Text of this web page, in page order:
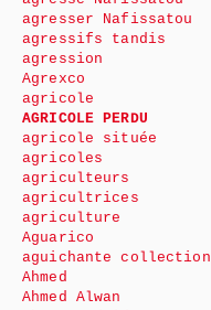
agresser Nafissatou
agressifs tandis
agression
Agrexco
agricole
AGRICOLE PERDU
agricole située
agricoles
agriculteurs
agricultrices
agriculture
Aguarico
aguichante collection
Ahmed
Ahmed Alwan